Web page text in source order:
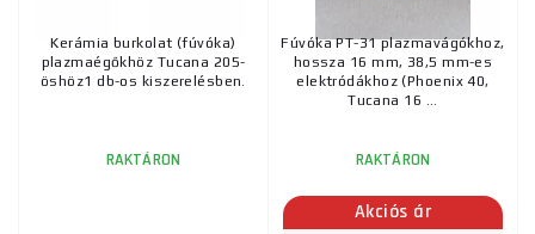
Rövid fúvókaátmérő 1,0 mm az LT81 esetében
1 585 Ft
Rövid fúvókaátmérő 1,1 mm az LT81 esetében
Kerámia burkolat (fúvóka)
plazmaégőkhöz Tucana 205-
öshöz1 db-os kiszerelésben.
RAKTÁRON
Fúvóka PT-31 plazmavágókhoz,
hossza 16 mm, 38,5 mm-es
elektródákhoz (Phoenix 40,
Tucana 16 ...
RAKTÁRON
Akciós ár